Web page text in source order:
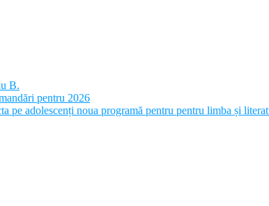
B.
pentru 2026
pe adolescenți noua programă pentru pentru limba și